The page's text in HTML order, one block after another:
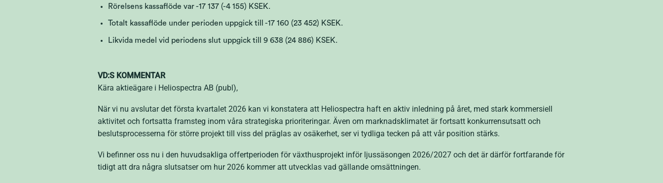
Rörelsens kassaflöde var -17 137 (-4 155) KSEK.
Totalt kassaflöde under perioden uppgick till -17 160 (23 452) KSEK.
Likvida medel vid periodens slut uppgick till 9 638 (24 886) KSEK.
VD:S KOMMENTAR
Kära aktieägare i Heliospectra AB (publ),
När vi nu avslutar det första kvartalet 2026 kan vi konstatera att Heliospectra haft en aktiv inledning på året, med stark kommersiell
aktivitet och fortsatta framsteg inom våra strategiska prioriteringar. Även om marknadsklimatet är fortsatt konkurrensutsatt och
beslutsprocesserna för större projekt till viss del präglas av osäkerhet, ser vi tydliga tecken på att vår position stärks.
Vi befinner oss nu i den huvudsakliga offertperioden för växthusprojekt inför ljussäsongen 2026/2027 och det är därför fortfarande för
tidigt att dra några slutsatser om hur 2026 kommer att utvecklas vad gällande omsättningen.